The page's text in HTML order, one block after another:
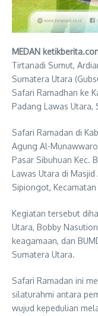
MEDAN
Tirtanadi Sumut,
Sumatera Utara
Safari Ramadhan ke
Padang Lawas
Safari Ramadan di
Agung Al-
Pasar Sibuhuan Kec.
Lawas Utara di
Sipiongot,
Kegiatan tersebut
Utara, Bobby
keagamaan, dan
Sumatera Utara.
Safari Ramadan ini
silaturahmi antara
wujud kepedulian